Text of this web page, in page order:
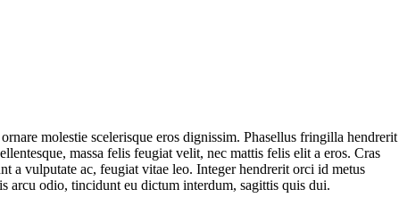
molestie scelerisque eros dignissim. Phasellus fringilla hendrerit
massa felis feugiat velit, nec mattis felis elit a eros. Cras
a vulputate ac, feugiat vitae leo. Integer hendrerit orci id metus
arcu odio, tincidunt eu dictum interdum, sagittis quis dui.